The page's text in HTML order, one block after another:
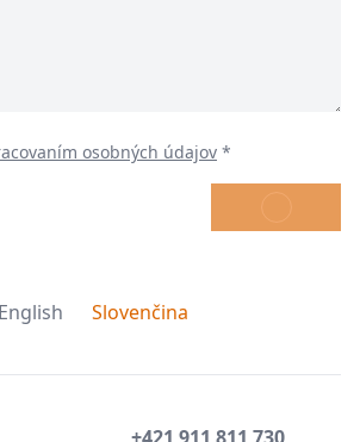
osobných údajov *
English Slovenčina